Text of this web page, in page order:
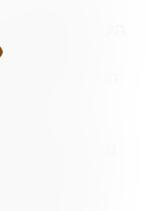
חקלאות
כהן
ביפו.
נכנס הדור
פעילותה של
הדברה